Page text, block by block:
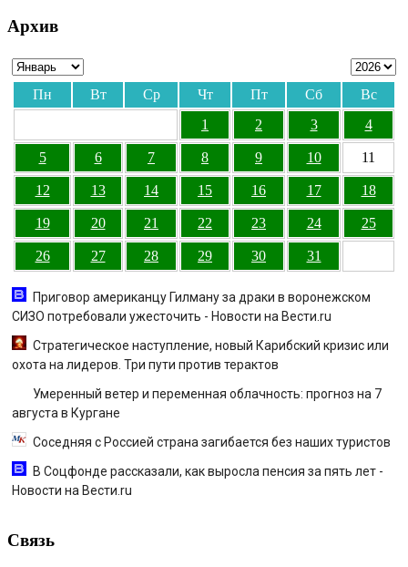
Архив
Пн Вт Ср Чт Пт Сб
Вс
1
2 3 4
5 6 7 8 9 10 11
12 13 14 15 16 17 18
19 20 21 22 23 24 25
26 27 28 29 30 31
Приговор американцу Гилману за драки в воронежском
СИЗО потребовали ужесточить - Новости на Вести.ru
Стратегическое наступление, новый Карибский кризис или
охота на лидеров. Три пути против терактов
Умеренный ветер и переменная облачность: прогноз на 7
августа в Кургане
Соседняя с Россией страна загибается без наших туристов
В Соцфонде рассказали, как выросла пенсия за пять лет -
Новости на Вести.ru
Связь